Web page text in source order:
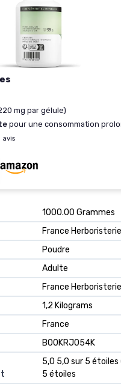
mg par gélule)
pour une consommation
avis
‎1000.00 Grammes
‎France Herboristerie
‎Poudre
‎Adulte
‎France Herboristerie
‎1,2 Kilograms
‎France
B00KRJ054K
5,0 5,0 sur 5 étoiles
5 étoiles